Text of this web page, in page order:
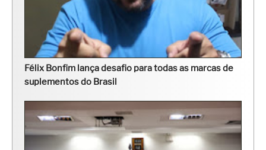
Félix Bonfim lança desafio para todas as marcas de
suplementos do Brasil